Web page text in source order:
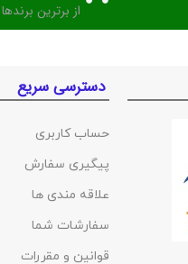
از برترین برندها
دسترسی سریع
حساب کاربری
پیگیری سفارش
علاقه مندی ها
سفارشات شما
قوانین و مقررات